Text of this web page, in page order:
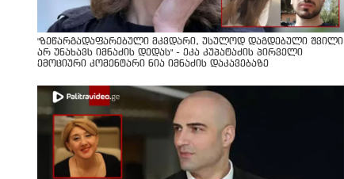
"ზეწარგადაფარებული მკვდარი, უსულოდ დაგდებული შვილი
არ უნახავს იმნაძის დედას" - ეკა კუპატაძის პირველი
ემოციური კომენტარი ნია იმნაძის დაკავებაზე